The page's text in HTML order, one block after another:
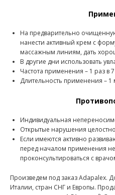
На предварительно
нанести активный крем с
массажным линиям, дать
В другие дни использовать
Частота применения – 1 раз в
Длительность применения – 1
Индивидуальная
Открытые нарушения
Если имеются активно
перед началом применения
проконсультироваться с
Произведем под заказ Adapalex.
Италии, стран СНГ и Европы.